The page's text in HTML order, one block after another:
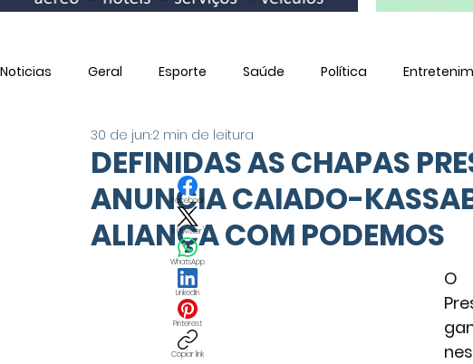
Noticias Geral Esporte Saúde Política
Utilidade PúblicaDEFINIDAS AS CHAPAS
ANUNCIA CAIADO-
ALIANÇA COM PODEMOS
30 de jun.2 min de leitura
O
Facebook
X (Twitter)
WhatsApp
LinkedIn
Pinterest
Copiar link